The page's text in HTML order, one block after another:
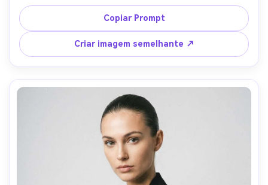
vinhetagem sutil, destaques suaves, disparado em Leica
M6, lente de 50mm, composição vertical com linhas líderes,
humor introspectivo calmo, atmosfera realista e
profundidade-AR 4:5
Copiar Prompt
Criar imagem semelhante ↗